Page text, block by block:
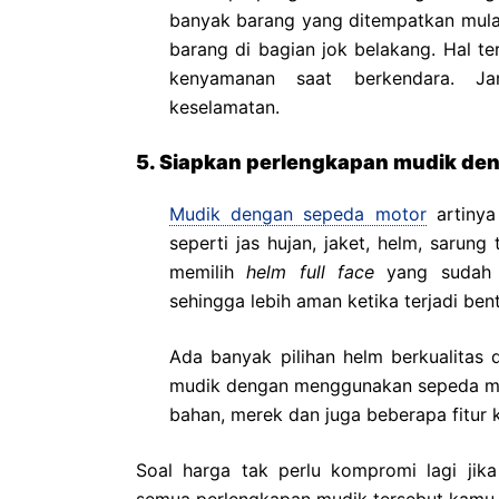
banyak barang yang ditempatkan
barang di bagian jok belakang. Hal
kenyamanan saat berkendara.
keselamatan.
5. Siapkan perlengkapan mudik
Mudik dengan sepeda motorartinya
seperti jas hujan, jaket, helm,
memilihhelm full faceyang sudah
sehingga lebih aman ketika terjadi
Ada banyak pilihan helm berkualitas
mudik dengan menggunakan sepeda
bahan, merek dan juga beberapa fitur
Soal harga tak perlu kompromi lagi